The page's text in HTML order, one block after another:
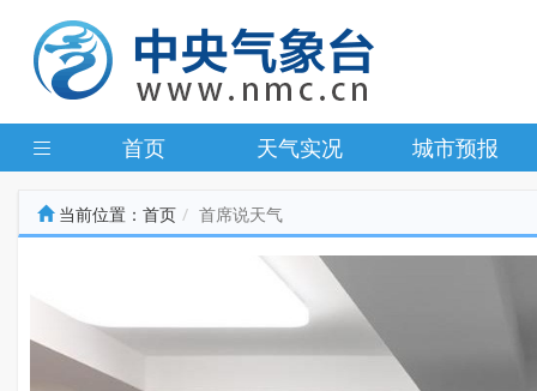
首页 天气实况 城市预报
当前位置： 首页 首席说天气